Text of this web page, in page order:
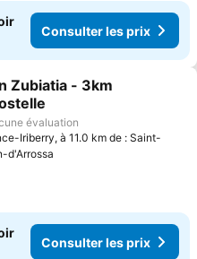
Consulter les prix
à mes favoris
Zubiatia - 3km
les prix
évaluation
Iriberry, à 11.0 km de : Saint-
d'Arrossa
Consulter les prix